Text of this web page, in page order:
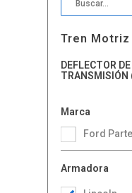
Tren Motriz
DEFLECTOR DE ACEITE DE
TRANSMISIÓN
Marca
Ford
Armadora